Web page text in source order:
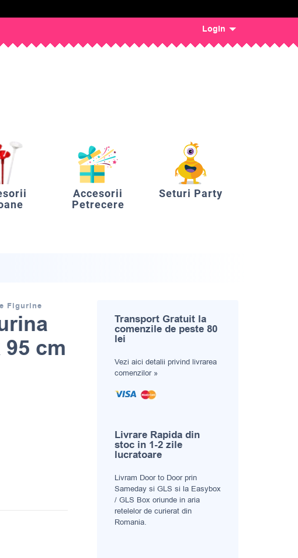
Login
Accesorii
Petrecere
Seturi Party
Figurine
cm
Transport Gratuit la
comenzile de peste 80
lei
Vezi aici detalii privind livrarea
comenzilor »
Livrare Rapida din
stoc in 1-2 zile
lucratoare
Livram Door to Door prin
Sameday si GLS si la Easybox
/ GLS Box oriunde in aria
retelelor de curierat din
Romania.